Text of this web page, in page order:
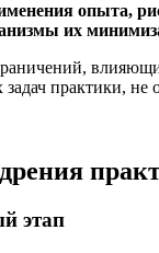
опыта,
их
практики, не
этап